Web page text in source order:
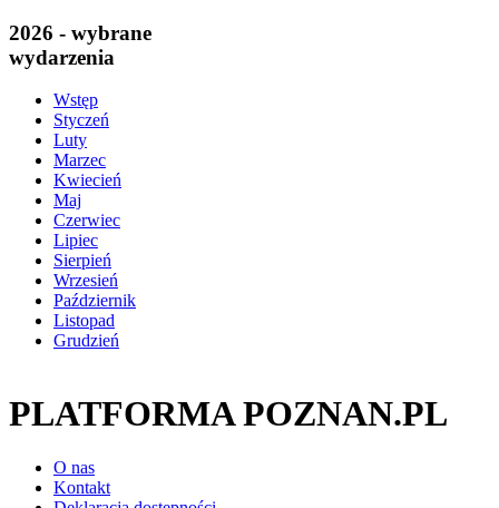
2026 - wybrane
wydarzenia
Wstęp
Styczeń
Luty
Marzec
Kwiecień
Maj
Czerwiec
Lipiec
Sierpień
Wrzesień
Październik
Listopad
Grudzień
PLATFORMA POZNAN.PL
O nas
Kontakt